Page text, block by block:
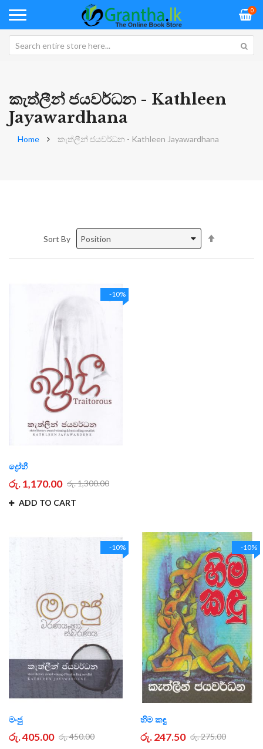
0
කැත්ලීන් ජයවර්ධන - Kathleen
Jayawardhana
Home කැත්ලීන් ජයවර්ධන - Kathleen Jayawardhana
Sort By
Direction
-10%
ද්‍රෝහී
රු. 1,170.00 රු. 1,300.00
ADD TO CART
-10%
මංජු
රු. 405.00 රු. 450.00
-10%
හිම කඳු
රු. 247.50 රු. 275.00